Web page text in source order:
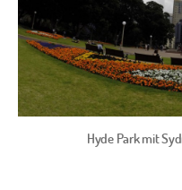
Hyde Park mit